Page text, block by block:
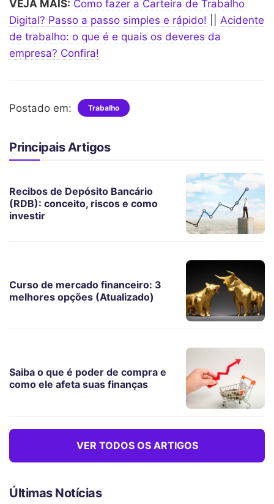
VEJA MAIS: Como fazer a Carteira de Trabalho
Digital? Passo a passo simples e rápido!
Acidente
de trabalho: o que é e quais os deveres da
empresa? Confira!
Postado em: Trabalho
Principais Artigos
Recibos de Depósito Bancário
(RDB): conceito, riscos e como
investir
Curso de mercado financeiro: 3
melhores opções (Atualizado)
Saiba o que é poder de compra e
como ele afeta suas finanças
VER TODOS OS ARTIGOS
Últimas Notícias